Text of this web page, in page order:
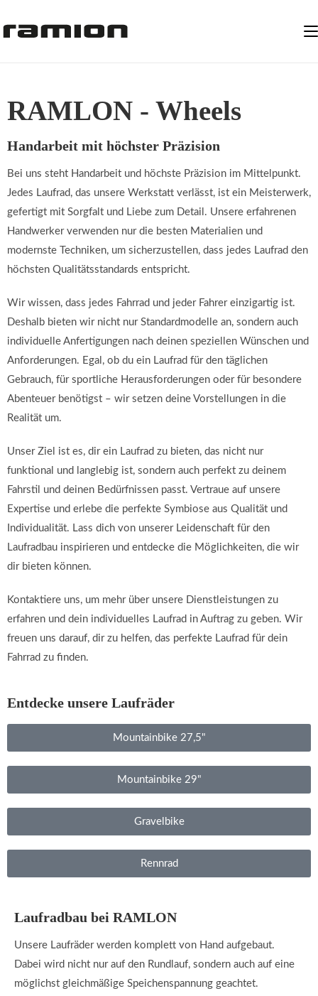
RAMLON - Wheels
Handarbeit mit höchster Präzision
Bei uns steht Handarbeit und höchste Präzision im Mittelpunkt.
Jedes Laufrad, das unsere Werkstatt verlässt, ist ein Meisterwerk,
gefertigt mit Sorgfalt und Liebe zum Detail. Unsere erfahrenen
Handwerker verwenden nur die besten Materialien und
modernste Techniken, um sicherzustellen, dass jedes Laufrad den
höchsten Qualitätsstandards entspricht.
Wir wissen, dass jedes Fahrrad und jeder Fahrer einzigartig ist.
Deshalb bieten wir nicht nur Standardmodelle an, sondern auch
individuelle Anfertigungen nach deinen speziellen Wünschen und
Anforderungen. Egal, ob du ein Laufrad für den täglichen
Gebrauch, für sportliche Herausforderungen oder für besondere
Abenteuer benötigst – wir setzen deine Vorstellungen in die
Realität um.
Unser Ziel ist es, dir ein Laufrad zu bieten, das nicht nur
funktional und langlebig ist, sondern auch perfekt zu deinem
Fahrstil und deinen Bedürfnissen passt. Vertraue auf unsere
Expertise und erlebe die perfekte Symbiose aus Qualität und
Individualität. Lass dich von unserer Leidenschaft für den
Laufradbau inspirieren und entdecke die Möglichkeiten, die wir
dir bieten können.
Kontaktiere uns, um mehr über unsere Dienstleistungen zu
erfahren und dein individuelles Laufrad in Auftrag zu geben. Wir
freuen uns darauf, dir zu helfen, das perfekte Laufrad für dein
Fahrrad zu finden.
Entdecke unsere Laufräder
Mountainbike 27,5"
Mountainbike 29"
Gravelbike
Rennrad
Laufradbau bei RAMLON
Unsere Laufräder werden komplett von Hand aufgebaut.
Dabei wird nicht nur auf den Rundlauf, sondern auch auf eine
möglichst gleichmäßige Speichenspannung geachtet.